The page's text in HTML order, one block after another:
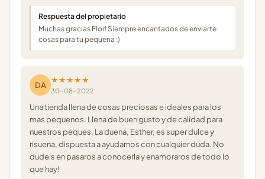
Respuesta del propietario
Muchas gracias Flor! Siempre encantados de enviarte
cosas para tu pequena :)
DA
★★★★★
30-08-2022
Una tienda llena de cosas preciosas e ideales para los
mas pequenos. Llena de buen gusto y de calidad para
nuestros peques. La duena, Esther, es super dulce y
risuena, dispuesta a ayudarnos con cualquier duda. No
dudeis en pasaros a conocerla y enamoraros de todo lo
que hay!